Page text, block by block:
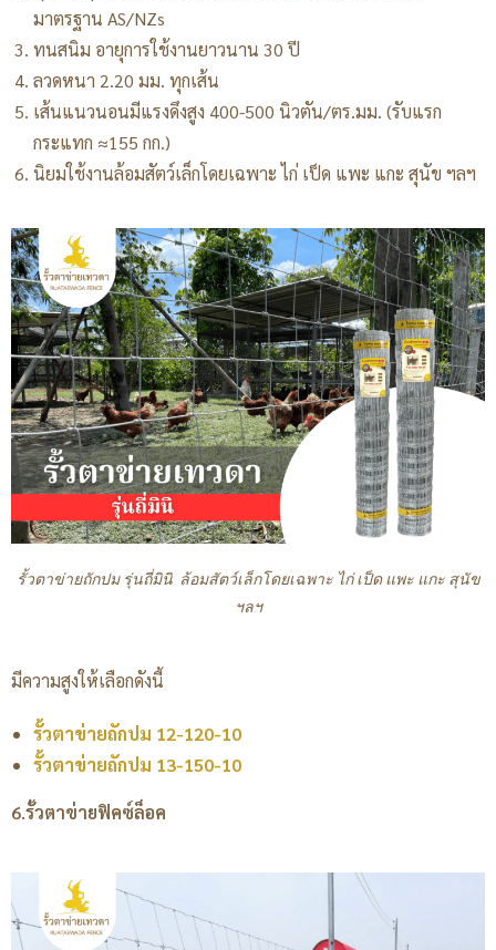
มาตรฐาน AS/NZs
ทนสนิม อายุการใช้งานยาวนาน 30 ปี
ลวดหนา 2.20 มม. ทุกเส้น
เส้นแนวนอนมีแรงดึงสูง 400-500 นิวตัน/ตร.มม. (รับแรก
กระแทก ≈155 กก.)
นิยมใช้งานล้อมสัตว์เล็กโดยเฉพาะ ไก่ เป็ด แพะ แกะ สุนัข ฯลฯ
รั้วตาข่ายถักปม รุ่นถี่มินิ ล้อมสัตว์เล็กโดยเฉพาะ ไก่ เป็ด แพะ แกะ สุนัข
ฯลฯ
มีความสูงให้เลือกดังนี้
รั้วตาข่ายถักปม 12-120-10
รั้วตาข่ายถักปม 13-150-10
6.รั้วตาข่ายฟิคซ์ล็อค